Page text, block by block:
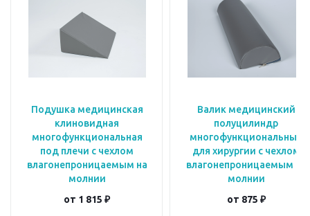
Подушка медицинская
клиновидная
многофункциональная
под плечи с чехлом
влагонепроницаемым на
молнии
от 1 815 ₽
Валик медицинский
полуцилиндр
многофункциональный
для хирургии с чехлом
влагонепроницаемым на
молнии
от 875 ₽